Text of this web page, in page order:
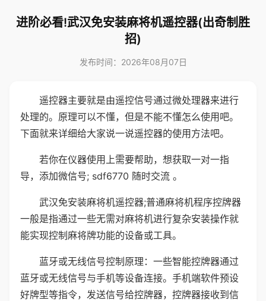
进阶必看!武汉免安装麻将机遥控器(出奇制胜
招)
发布时间：2026年08月07日
遥控器主要就是由遥控信号通过微处理器来进行
处理的。原理可以不懂，但是不能不懂怎么使用吧。
下面就来详细给大家说一说遥控器的使用方法吧。
若你在仪器使用上需要帮助，想获取一对一指
导，添加微信号; sdf6770 随时交流 。
武汉免安装麻将机遥控器;普通麻将机程序控牌器
一般是指通过一些无需对麻将机进行复杂安装操作就
能实现控制麻将牌功能的设备或工具。
蓝牙或无线信号控制原理：一些智能控牌器通过
蓝牙或无线信号与手机等设备连接。手机端软件预设
好牌型等指令，发送信号给控牌器，控牌器接收到信